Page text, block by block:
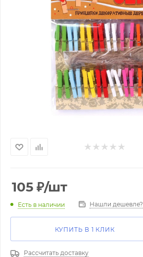
105 ₽/шт
Есть в наличии Нашли дешевле?
КУПИТЬ В 1 КЛИК
Рассчитать доставку